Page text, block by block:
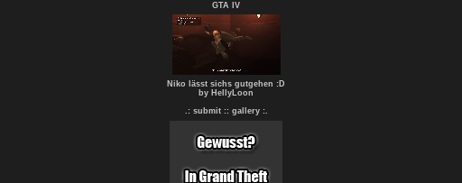
GTA IV
Niko lässt sichs gutgehen :D
by HellyLoon
.: submit : : gallery :.